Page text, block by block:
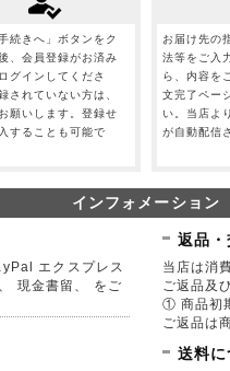
続きへ」ボタンをク
、会員登録がお済み
グインしてくださ
されていない方は、
願いします。登録せ
することも可能で
お届け先の
法等をご入
ら、内容を
文完了ペー
い。当店よ
が自動配信
インフォメーション
エクスプレス
現金書留、 をご
返品・
当店は消
ご返品及
① 商品初
ご返品は
送料に